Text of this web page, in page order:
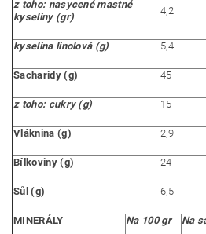
z toho: nasycené mastné
kyseliny (gr)
4,2
kyselina linolová (g) 5,4
Sacharidy (g) 45
z toho: cukry (g) 15
Vláknina (g) 2,9
Bílkoviny (g) 24
Sůl (g) 6,5
MINERÁLY Na 100 gr Na